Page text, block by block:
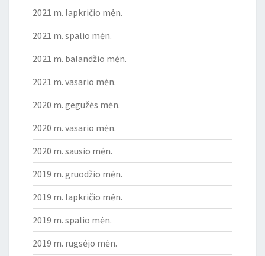
2021 m. lapkričio mėn.
2021 m. spalio mėn.
2021 m. balandžio mėn.
2021 m. vasario mėn.
2020 m. gegužės mėn.
2020 m. vasario mėn.
2020 m. sausio mėn.
2019 m. gruodžio mėn.
2019 m. lapkričio mėn.
2019 m. spalio mėn.
2019 m. rugsėjo mėn.